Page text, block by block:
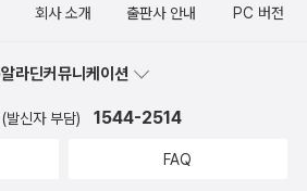
문제를 풀며 독해력 키우기내용 및 어휘 정
습 : A단계에서 학습한 비법을 실전 문제
주요 어휘 뿐 아니라 속담, 사자성어, 관용
초등 독해력 완성하기​​​수학 문제집도 기본
회사 소개 출판사 안내 PC 버전
라딘커뮤니케이션
발신자 부담) 1544-2514
FAQ